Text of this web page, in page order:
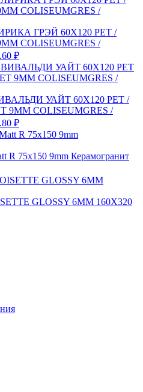
ГРЭЙ 60X120 РЕТ /
COLISEUMGRES /
₽
УАЙТ 60X120 РЕТ /
9MM COLISEUMGRES /
₽
R 75x150 9mm Керамогранит
GLOSSY 6MM 160X320